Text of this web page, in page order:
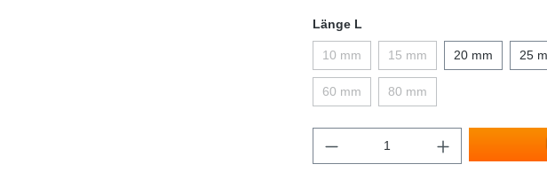
Länge L
10 mm 15 mm 20 mm 25
60 mm 80 mm